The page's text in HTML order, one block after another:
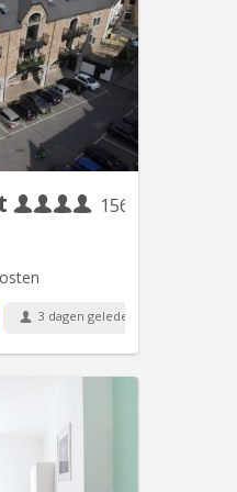
156 m²
3 dagen geleden
COLLOC:
splendide loft en
super équipé. 4
Nous
pour
dans ce
Le loyer
mois et 100€ de
septembre 2026
de 11 m²